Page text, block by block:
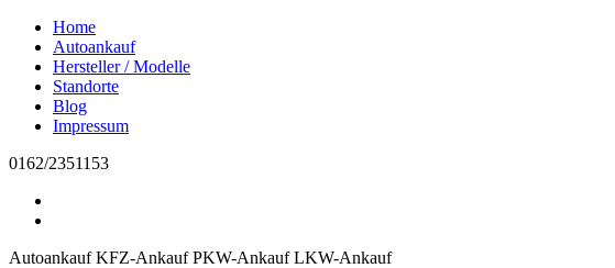
Home
Autoankauf
Hersteller / Modelle
Standorte
Blog
Impressum
0162/2351153
Autoankauf KFZ-Ankauf PKW-Ankauf LKW-Ankauf